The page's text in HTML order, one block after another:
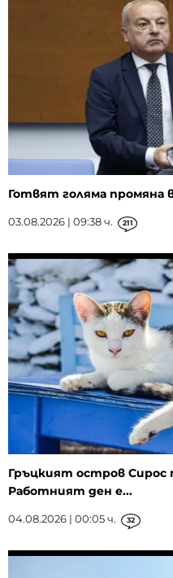
Готвят голяма промяна
03.08.2026 | 09:38 ч. 211
Гръцкият остров Сирос
Работният ден е...
04.08.2026 | 00:05 ч. 32